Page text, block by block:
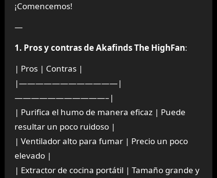
¡Comencemos!
—
1. Pros y contras de Akafinds The HighFan:
| Pros | Contras |
|————————————|
———————————–|
| Purifica el humo de manera eficaz | Puede
resultar un poco ruidoso |
| Ventilador alto para fumar | Precio un poco
elevado |
| Extractor de cocina portátil | Tamaño grande y